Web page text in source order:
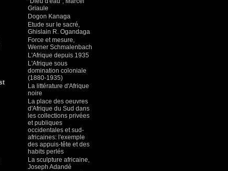
Griaule
Dogon Kanaga
Etude sur le sacré,
Ghislain R. Ogandaga
Force et mesure,
Werner Schmalenbach
L'Afrique depuis 1935
L'Afrique sous
domination coloniale
(1880-1935)
La littérature d'Afrique
noire
La place des oeuvres
d'Afrique du Sud dans
les collections privées
et publiques
occidentales et sud-
africaines: l'exemple
des appuis-tête et des
habits perlés
La sculpture africaine,
Joseph Adandé